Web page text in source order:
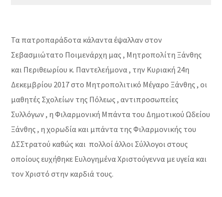
Τα πατροπαράδοτα κάλαντα έψαλλαν στον
Σεβασμιώτατο Ποιμενάρχη μας , Μητροπολίτη Ξάνθης
και Περιθεωρίου κ. Παντελεήμονα , την Κυριακή 24η
Δεκεμβρίου 2017 στο Μητροπολιτικό Μέγαρο Ξάνθης , οι
μαθητές Σχολείων της Πόλεως , αντιπροσωπείες
Συλλόγων , η Φιλαρμονική Μπάντα του Δημοτικού Ωδείου
Ξάνθης , η χορωδία και μπάντα της Φιλαρμονικής του
ΔΣΣτρατού καθώς και πολλοί άλλοι Σύλλογοι στους
οποίους ευχήθηκε Ευλογημένα Χριστούγεννα με υγεία και
τον Χριστό στην καρδιά τους.